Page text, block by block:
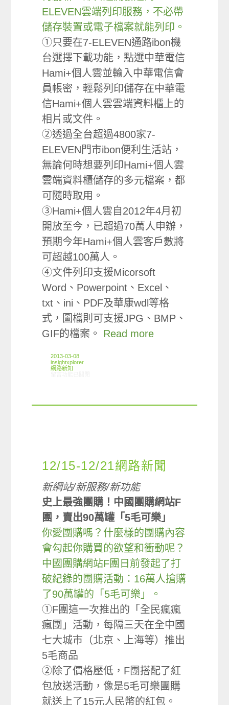
ELEVEN雲端列印服務，不必帶
儲存裝置或電子檔案就能列印。
①只要在7-ELEVEN通路ibon機
台選擇下載功能，點選中華電信
Hami+個人雲並輸入中華電信會
員帳密，輕鬆列印儲存在中華電
信Hami+個人雲雲端資料櫃上的
相片或文件。
②透過全台超過4800家7-
ELEVEN門市ibon便利生活站，
無論何時想要列印Hami+個人雲
雲端資料櫃儲存的多元檔案，都
可隨時取用。
③Hami+個人雲自2012年4月初
開放至今，已超過70萬人申辦，
預期今年Hami+個人雲客戶數將
可超越100萬人。
④文件列印支援Micorsoft
Word、Powerpoint、Excel、
txt、ini、PDF及華康wdl等格
式，圖檔則可支援JPG、BMP、
GIF的檔案。 Read more
2013-03-08
insightxplorer
網路新知
12/15-12/21網路新聞
新網站/新服務/新功能
史上最強團購！中國團購網站F
團，賣出90萬罐「5毛可樂」
你愛團購嗎？什麼樣的團購內容
會勾起你購買的欲望和衝動呢？
中國團購網站F團日前發起了打
破紀錄的團購活動：16萬人搶購
了90萬罐的「5毛可樂」。
①F團這一次推出的「全民瘋瘋
瘋團」活動，每隔三天在全中國
七大城市（北京、上海等）推出
5毛商品
②除了價格壓低，F團搭配了紅
包放送活動，像是5毛可樂團購
就送上了15元人民幣的紅包。